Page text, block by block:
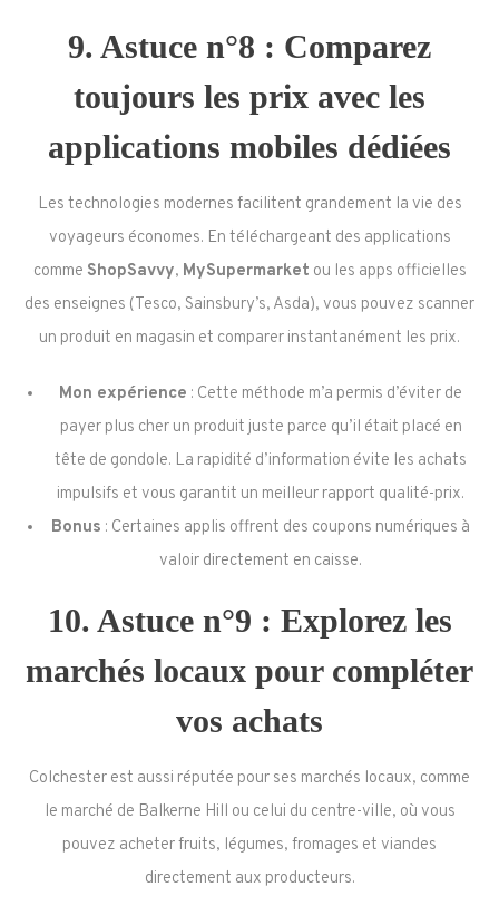
9. Astuce n°8 : Comparez
toujours les prix avec les
applications mobiles dédiées
Les technologies modernes facilitent grandement la vie des
voyageurs économes. En téléchargeant des applications
comme ShopSavvy, MySupermarket ou les apps officielles
des enseignes (Tesco, Sainsbury’s, Asda), vous pouvez scanner
un produit en magasin et comparer instantanément les prix.
Mon expérience : Cette méthode m’a permis d’éviter de
payer plus cher un produit juste parce qu’il était placé en
tête de gondole. La rapidité d’information évite les achats
impulsifs et vous garantit un meilleur rapport qualité-prix.
Bonus : Certaines applis offrent des coupons numériques à
valoir directement en caisse.
10. Astuce n°9 : Explorez les
marchés locaux pour compléter
vos achats
Colchester est aussi réputée pour ses marchés locaux, comme
le marché de Balkerne Hill ou celui du centre-ville, où vous
pouvez acheter fruits, légumes, fromages et viandes
directement aux producteurs.